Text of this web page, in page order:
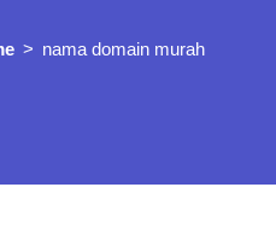
nama domain murah